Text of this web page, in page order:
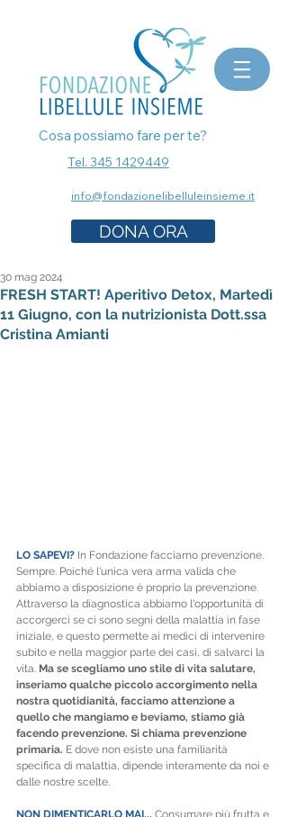
Cosa possiamo fare per te?
Tel. 345 1429449
info@fondazionelibelluleinsieme.it
DONA ORA
FRESH START! Aperitivo Detox, Martedì
11 Giugno, con la nutrizionista Dott.ssa
Cristina Amianti
30 mag 2024
LO SAPEVI? In Fondazione facciamo prevenzione.
Sempre. Poiché l'unica vera arma valida che
abbiamo a disposizione è proprio la prevenzione.
Attraverso la diagnostica abbiamo l'opportunità di
accorgerci se ci sono segni della malattia in fase
iniziale, e questo permette ai medici di intervenire
subito e nella maggior parte dei casi, di salvarci la
vita. Ma se scegliamo uno stile di vita salutare,
inseriamo qualche piccolo accorgimento nella
nostra quotidianità, facciamo attenzione a
quello che mangiamo e beviamo, stiamo già
facendo prevenzione. Si chiama prevenzione
primaria. E dove non esiste una familiarità
specifica di malattia, dipende interamente da noi e
dalle nostre scelte.